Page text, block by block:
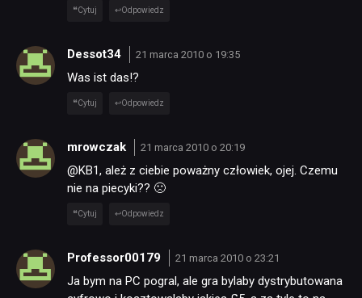
Cytuj Odpowiedz
Dessot34 21 marca 2010 o 19:35
Was ist das!?
Cytuj Odpowiedz
mrowczak 21 marca 2010 o 20:19
@KB1, ależ z ciebie poważny człowiek, ojej. Czemu
nie na piecyki?? 🙁
Cytuj Odpowiedz
Professor00179 21 marca 2010 o 23:21
Ja bym na PC pogral, ale gra bylaby dystrybutowana